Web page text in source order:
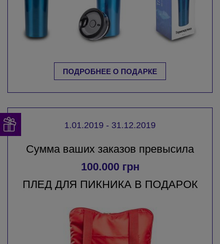
ПОДРОБНЕЕ О ПОДАРКЕ
1.01.2019 - 31.12.2019
Сумма ваших заказов превысила
100.000 грн
ПЛЕД ДЛЯ ПИКНИКА В ПОДАРОК